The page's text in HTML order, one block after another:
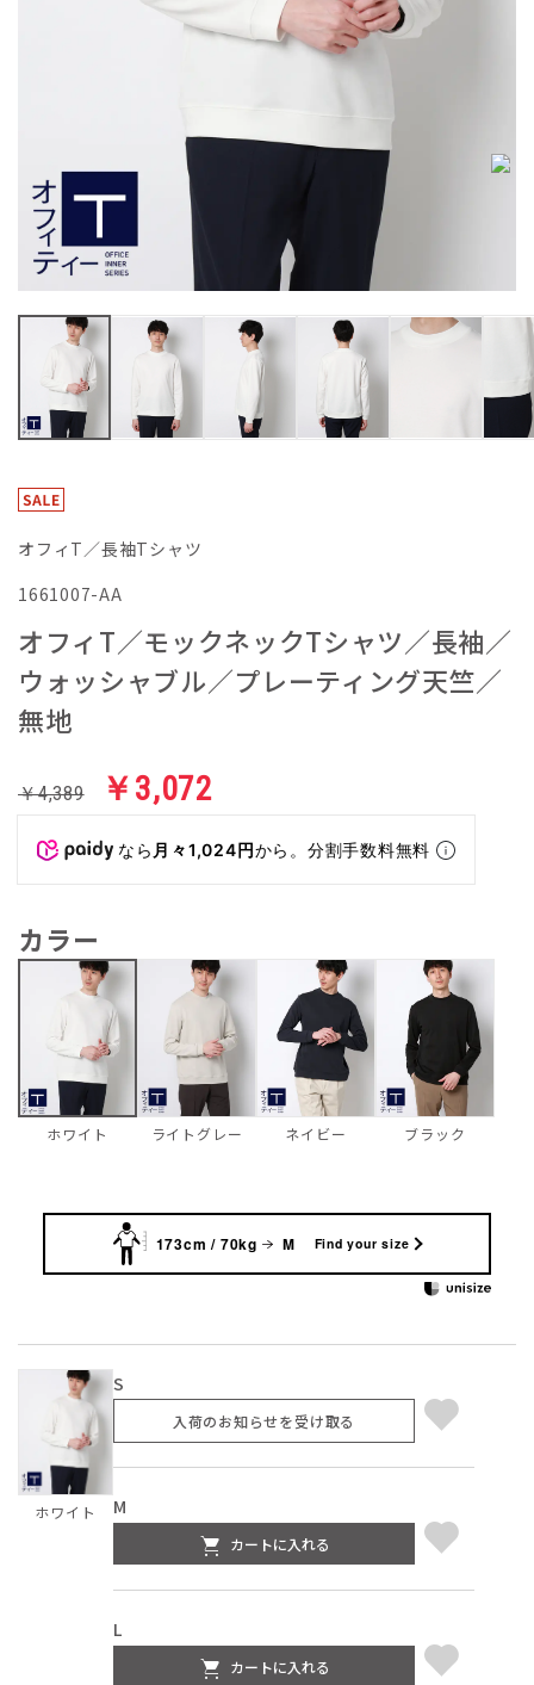
オフィT／長袖Tシャツ
1661007-AA
オフィT／モックネックTシャツ／長袖／
ウォッシャブル／プレーティング天竺／
無地
￥4,389 ￥3,072
なら 月々1,024円から。分割手数料無料
カラー
ホワイト ライトグレー ネイビー ブラック
173cm / 70kg M Find your size
ホワイト
S
入荷のお知らせを受け取る
M
カートに入れる
L
カートに入れる